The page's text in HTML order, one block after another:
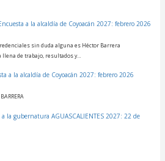
a la alcaldía de Coyoacán 2027: febrero 2026
sin duda alguna es Héctor Barrera
de trabajo, resultados y…
a la alcaldía de Coyoacán 2027: febrero 2026
a la gubernatura AGUASCALIENTES 2027: 22 de